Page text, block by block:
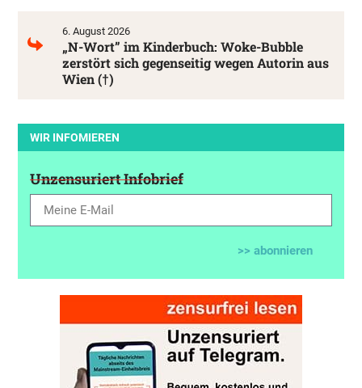
6. August 2026
„N-Wort” im Kinderbuch: Woke-Bubble
zerstört sich gegenseitig wegen Autorin aus
Wien (†)
WIR INFOMIEREN
Unzensuriert Infobrief
>> abonnieren